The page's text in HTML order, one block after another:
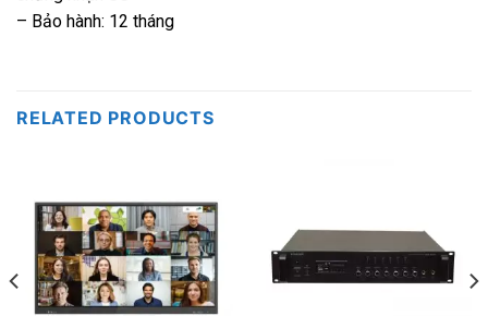
– Bảo hành: 12 tháng
RELATED PRODUCTS